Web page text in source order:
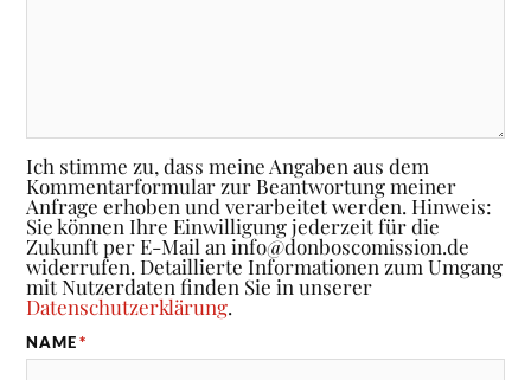
Ich stimme zu, dass meine Angaben aus dem
Kommentarformular zur Beantwortung meiner
Anfrage erhoben und verarbeitet werden. Hinweis:
Sie können Ihre Einwilligung jederzeit für die
Zukunft per E-Mail an info@donboscomission.de
widerrufen. Detaillierte Informationen zum Umgang
mit Nutzerdaten finden Sie in unserer
Datenschutzerklärung.
NAME *